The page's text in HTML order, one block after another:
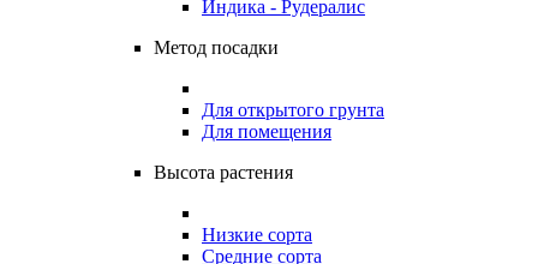
Индика - Рудералис
Метод посадки
Для открытого грунта
Для помещения
Высота растения
Низкие сорта
Средние сорта